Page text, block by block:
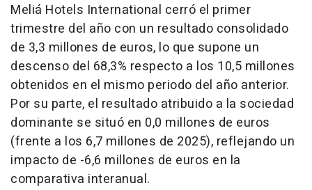
Meliá Hotels International cerró el primer
trimestre del año con un resultado consolidado
de 3,3 millones de euros, lo que supone un
descenso del 68,3% respecto a los 10,5 millones
obtenidos en el mismo periodo del año anterior.
Por su parte, el resultado atribuido a la sociedad
dominante se situó en 0,0 millones de euros
(frente a los 6,7 millones de 2025), reflejando un
impacto de -6,6 millones de euros en la
comparativa interanual.